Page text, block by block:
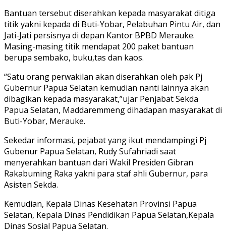
Bantuan tersebut diserahkan kepada masyarakat ditiga
titik yakni kepada di Buti-Yobar, Pelabuhan Pintu Air, dan
Jati-Jati persisnya di depan Kantor BPBD Merauke.
Masing-masing titik mendapat 200 paket bantuan
berupa sembako, buku,tas dan kaos.
“Satu orang perwakilan akan diserahkan oleh pak Pj
Gubernur Papua Selatan kemudian nanti lainnya akan
dibagikan kepada masyarakat,”ujar Penjabat Sekda
Papua Selatan, Maddaremmeng dihadapan masyarakat di
Buti-Yobar, Merauke.
Sekedar informasi, pejabat yang ikut mendampingi Pj
Gubenur Papua Selatan, Rudy Sufahriadi saat
menyerahkan bantuan dari Wakil Presiden Gibran
Rakabuming Raka yakni para staf ahli Gubernur, para
Asisten Sekda.
Kemudian, Kepala Dinas Kesehatan Provinsi Papua
Selatan, Kepala Dinas Pendidikan Papua Selatan,Kepala
Dinas Sosial Papua Selatan.